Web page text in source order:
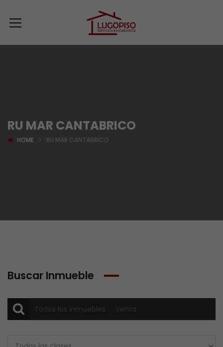
RU MAR CANTABRICO
HOME RU MAR CANTABRICO
Buscar Inmueble
Todos los inmuebles Venta